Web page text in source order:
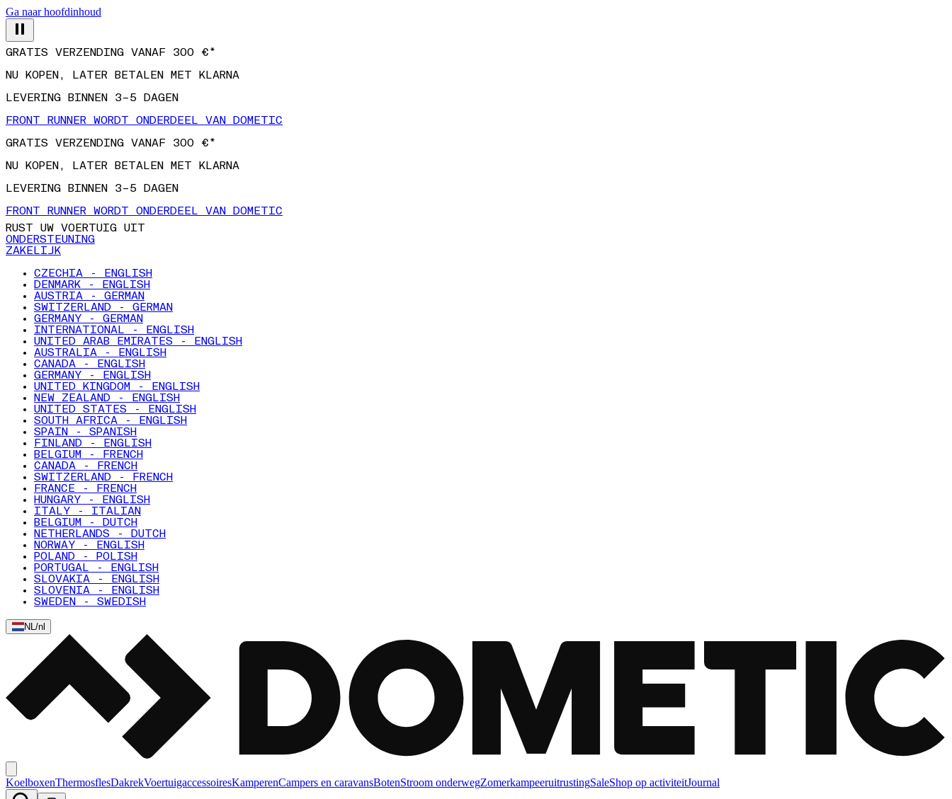
Ga naar hoofdinhoud
GRATIS VERZENDING VANAF 300 €*
NU KOPEN, LATER BETALEN MET KLARNA
LEVERING BINNEN 3–5 DAGEN
FRONT RUNNER WORDT ONDERDEEL VAN DOMETIC
GRATIS VERZENDING VANAF 300 €*
NU KOPEN, LATER BETALEN MET KLARNA
LEVERING BINNEN 3–5 DAGEN
FRONT RUNNER WORDT ONDERDEEL VAN DOMETIC
RUST UW VOERTUIG UIT
ONDERSTEUNING
ZAKELIJK
CZECHIA - ENGLISH
DENMARK - ENGLISH
AUSTRIA - GERMAN
SWITZERLAND - GERMAN
GERMANY - GERMAN
INTERNATIONAL - ENGLISH
UNITED ARAB EMIRATES - ENGLISH
AUSTRALIA - ENGLISH
CANADA - ENGLISH
GERMANY - ENGLISH
UNITED KINGDOM - ENGLISH
NEW ZEALAND - ENGLISH
UNITED STATES - ENGLISH
SOUTH AFRICA - ENGLISH
SPAIN - SPANISH
FINLAND - ENGLISH
BELGIUM - FRENCH
CANADA - FRENCH
SWITZERLAND - FRENCH
FRANCE - FRENCH
HUNGARY - ENGLISH
ITALY - ITALIAN
BELGIUM - DUTCH
NETHERLANDS - DUTCH
NORWAY - ENGLISH
POLAND - POLISH
PORTUGAL - ENGLISH
SLOVAKIA - ENGLISH
SLOVENIA - ENGLISH
SWEDEN - SWEDISH
NL/nl
KoelboxenThermosflesDakrekVoertuigaccessoiresKamperenCampers en caravansBotenStroom onderwegZomerkampeeruitrustingSaleShop op activiteitJournal